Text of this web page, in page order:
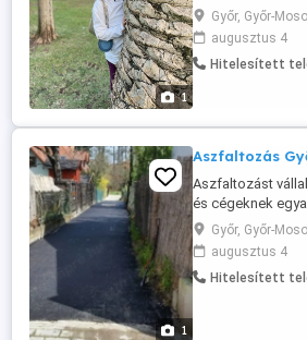
1
fel, hogyan
helyzeteire. Egy
arról, hogyan
felé. Aszcendens-
meg ...
Győr, Győr-
augusztus 4
Hitelesített
1
Aszfaltozás
Aszfaltozást
és cégeknek
nagyobb
Győr, Győr-
augusztus 4
Hitelesített